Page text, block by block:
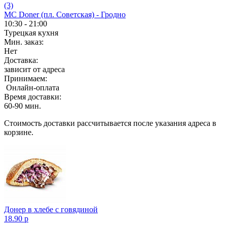
(3)
MC Doner (пл. Советская) - Гродно
10:30 - 21:00
Турецкая кухня
Мин. заказ:
Нет
Доставка:
зависит от адреса
Принимаем:
Онлайн-оплата
Время доставки:
60-90 мин.
Стоимость доставки рассчитывается после указания адреса в
корзине.
Донер в хлебе с говядиной
18.90 р